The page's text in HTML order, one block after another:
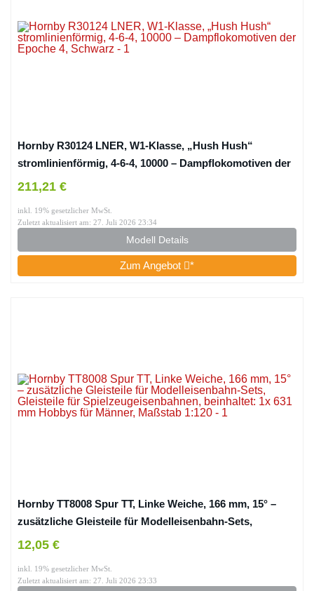
Hornby R30124 LNER, W1-Klasse, „Hush Hush“
stromlinienförmig, 4-6-4, 10000 – Dampflokomotiven der
Epoche 4, Schwarz
211,21 €
inkl. 19% gesetzlicher MwSt.
Zuletzt aktualisiert am: 27. Juli 2026 23:34
Modell Details
Zum Angebot *
Hornby TT8008 Spur TT, Linke Weiche, 166 mm, 15° –
zusätzliche Gleisteile für Modelleisenbahn-Sets,
Gleisteile für Spielzeugeisenbahnen, beinhaltet: 1x 631
12,05 €
inkl. 19% gesetzlicher MwSt.
Zuletzt aktualisiert am: 27. Juli 2026 23:33